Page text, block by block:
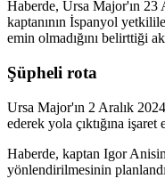
Haberde, Ursa Major'ın 23
kaptanının İspanyol
emin olmadığını belirttiği
Şüpheli rota
Ursa Major'ın 2 Aralık
ederek yola çıktığına
Haberde, kaptan Igor
yönlendirilmesinin